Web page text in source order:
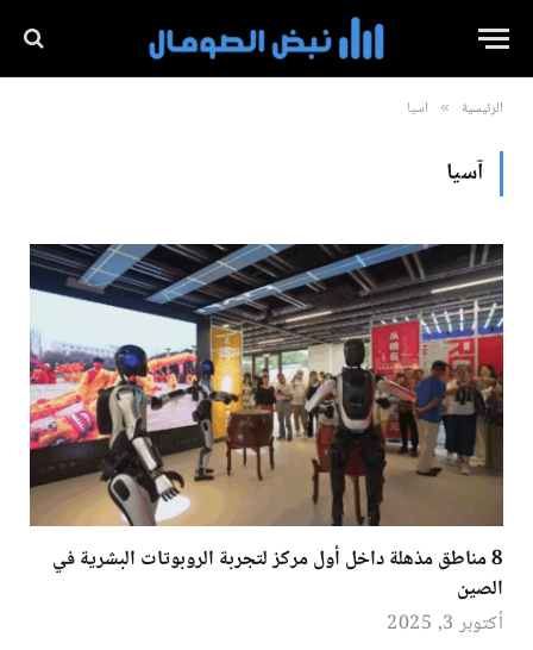
الرئيسية » آسيا
آسيا
8 مناطق مذهلة داخل أول مركز لتجربة الروبوتات البشرية في
الصين
أكتوبر 3, 2025